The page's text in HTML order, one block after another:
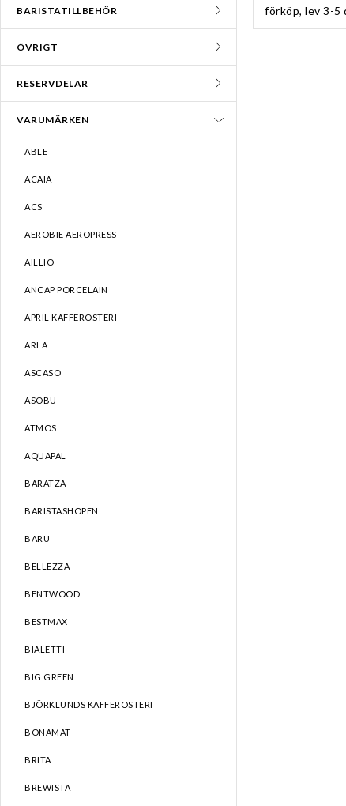
BARISTATILLBEHÖR
ÖVRIGT
RESERVDELAR
VARUMÄRKEN
ABLE
ACAIA
ACS
AEROBIE AEROPRESS
AILLIO
ANCAP PORCELAIN
APRIL KAFFEROSTERI
ARLA
ASCASO
ASOBU
ATMOS
AQUAPAL
BARATZA
BARISTASHOPEN
BARU
BELLEZZA
BENTWOOD
BESTMAX
BIALETTI
BIG GREEN
BJÖRKLUNDS KAFFEROSTERI
BONAMAT
BRITA
BREWISTA
förköp, lev 3-5